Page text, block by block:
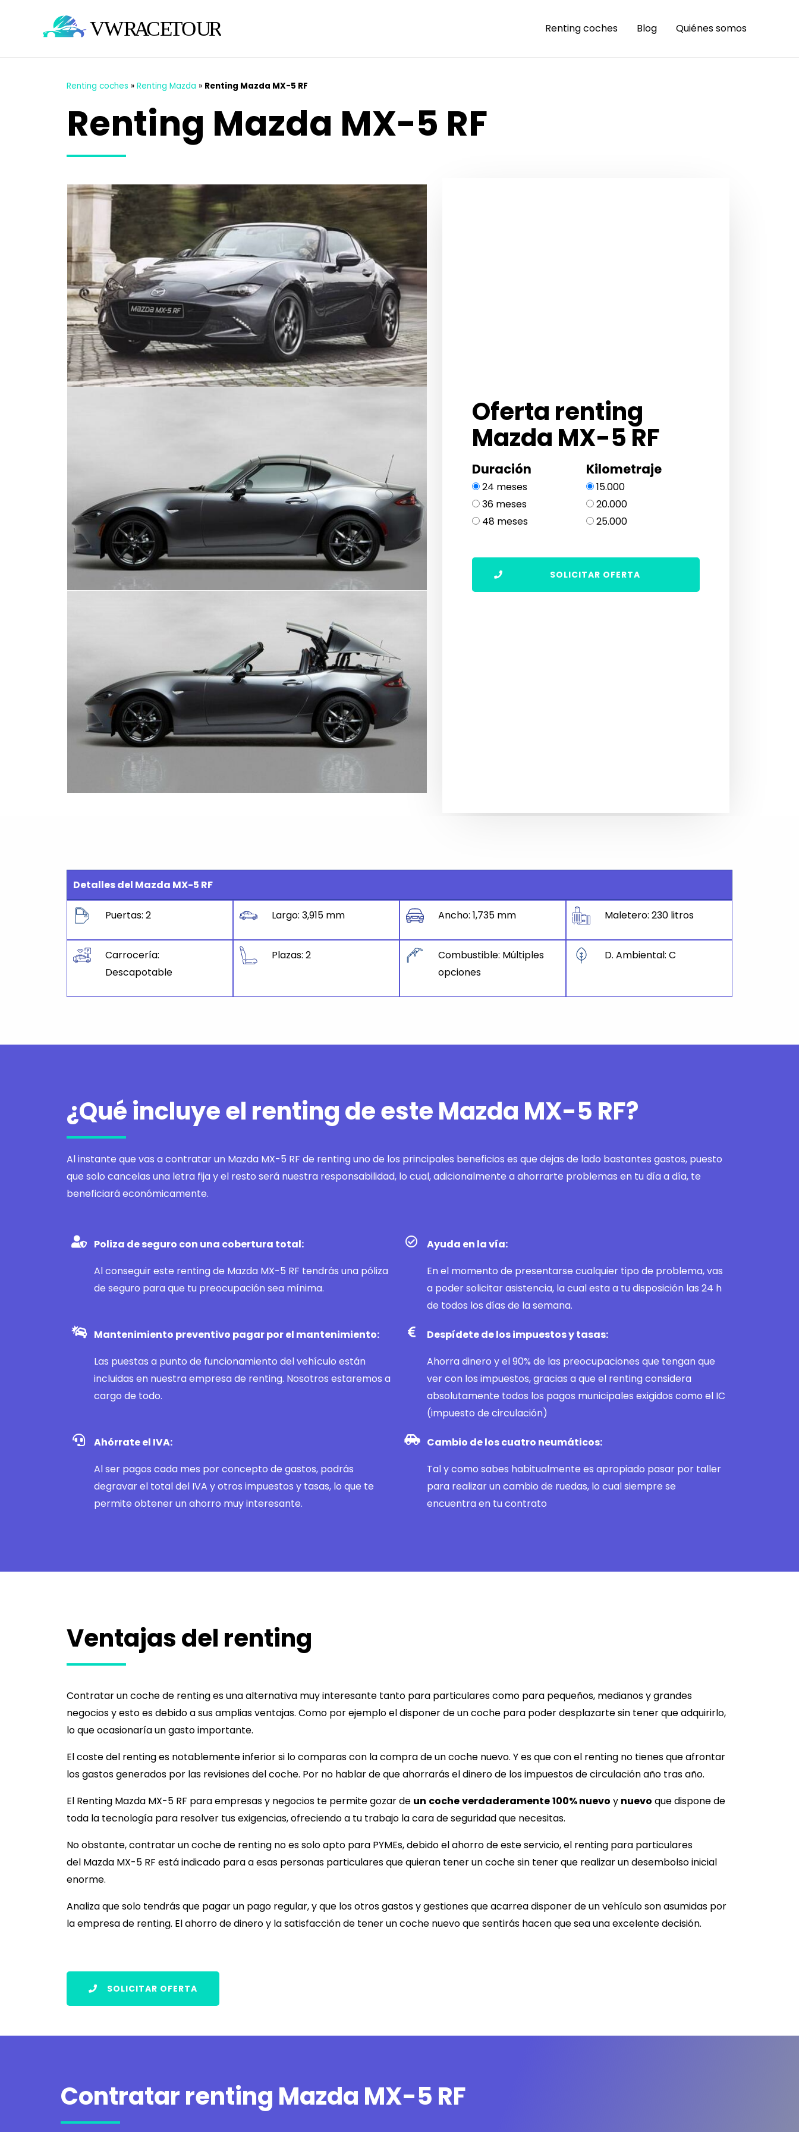
Renting coches Blog Quiénes somos
Renting coches » Renting Mazda » Renting Mazda MX-5 RF
Renting Mazda MX-5 RF
Oferta renting
Mazda MX-5 RF
Duración
24 meses
36 meses
48 meses
Kilometraje
15.000
20.000
25.000
SOLICITAR OFERTA
Detalles del Mazda MX-5 RF
Puertas: 2 Largo: 3,915 mm Ancho: 1,735 mm Maletero: 230 litros
Carrocería:
Descapotable
Plazas: 2
Combustible: Múltiples
opciones
D. Ambiental: C
¿Qué incluye el renting de este Mazda MX-5 RF?
Al instante que vas a contratar un Mazda MX-5 RF de renting uno de los principales beneficios es que dejas de lado bastantes gastos, puesto
que solo cancelas una letra fija y el resto será nuestra responsabilidad, lo cual, adicionalmente a ahorrarte problemas en tu día a día, te
beneficiará económicamente.
Poliza de seguro con una cobertura total:
Al conseguir este renting de Mazda MX-5 RF tendrás una póliza
de seguro para que tu preocupación sea mínima.
Ayuda en la vía:
En el momento de presentarse cualquier tipo de problema, vas
a poder solicitar asistencia, la cual esta a tu disposición las 24 h
de todos los días de la semana.
Mantenimiento preventivo pagar por el mantenimiento:
Las puestas a punto de funcionamiento del vehículo están
incluidas en nuestra empresa de renting. Nosotros estaremos a
cargo de todo.
Despídete de los impuestos y tasas:
Ahorra dinero y el 90% de las preocupaciones que tengan que
ver con los impuestos, gracias a que el renting considera
absolutamente todos los pagos municipales exigidos como el IC
(impuesto de circulación)
Ahórrate el IVA:
Al ser pagos cada mes por concepto de gastos, podrás
degravar el total del IVA y otros impuestos y tasas, lo que te
permite obtener un ahorro muy interesante.
Cambio de los cuatro neumáticos:
Tal y como sabes habitualmente es apropiado pasar por taller
para realizar un cambio de ruedas, lo cual siempre se
encuentra en tu contrato
Ventajas del renting
Contratar un coche de renting es una alternativa muy interesante tanto para particulares como para pequeños, medianos y grandes
negocios y esto es debido a sus amplias ventajas. Como por ejemplo el disponer de un coche para poder desplazarte sin tener que adquirirlo,
lo que ocasionaría un gasto importante.
El coste del renting es notablemente inferior si lo comparas con la compra de un coche nuevo. Y es que con el renting no tienes que afrontar
los gastos generados por las revisiones del coche. Por no hablar de que ahorrarás el dinero de los impuestos de circulación año tras año.
El Renting Mazda MX-5 RF para empresas y negocios te permite gozar de un cocheverdaderamente100% nuevo y nuevo que dispone de
toda la tecnología para resolver tus exigencias, ofreciendo a tu trabajo la cara de seguridad que necesitas.
No obstante, contratar un coche de renting no es solo apto para PYMEs, debido el ahorro de este servicio, el renting para particulares
del Mazda MX-5 RF está indicado para a esas personas particulares que quieran tener un coche sin tener que realizar un desembolso inicial
enorme.
Analiza que solo tendrás que pagar un pago regular, y que los otros gastos y gestiones que acarrea disponer de un vehículo son asumidas por
la empresa de renting. El ahorro de dinero y la satisfacción de tener un coche nuevo que sentirás hacen que sea una excelente decisión.
SOLICITAR OFERTA
Contratar renting Mazda MX-5 RF